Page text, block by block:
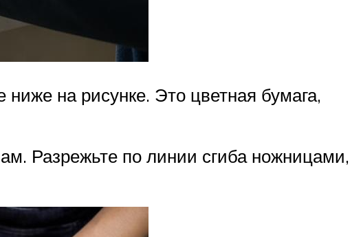
на рисунке. Это цветная бумага,
Разрежьте по линии сгиба ножницами,